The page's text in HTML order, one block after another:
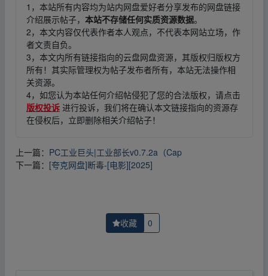
1，本站所有内容均为站内网盘爱好者分享发布的网盘链接
介绍展示帖子， 本站不存储任何实质资源数据。
2，本文内容仅代表作者本人观点，不代表本网站立场，作
者文责自负。
3，本文内所有链接指向的云盘网盘资源，其版权归版权方
所有！其实际管理权为帖子发布者所有，本站无法操作相
关资源。
4，如您认为本站任何介绍帖侵犯了您的合法版权，请点击
版权投诉 进行投诉，我们将在确认本文链接指向的资源存
在侵权后，立即删除相关介绍帖子！
上一篇： PC工业巨头|工业部长v0.7.2a（Cap
下一篇： [夸克网盘]断毒-[电影][2025]
收藏 0